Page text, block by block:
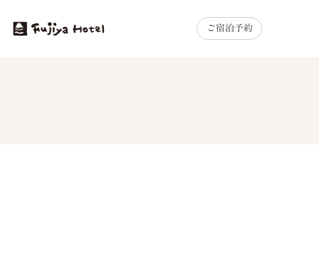
ご宿泊予約